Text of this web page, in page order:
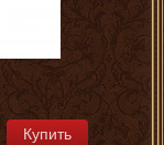
Купить